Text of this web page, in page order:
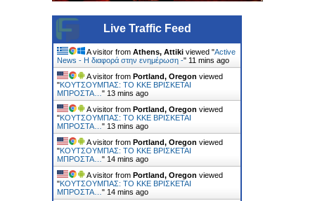
Live Traffic Feed
A visitor from Athens, Attiki viewed "Active
News - Η διαφορά στην ενημέρωση -" 11 mins ago
A visitor from Portland, Oregon viewed
"ΚΟΥΤΣΟΥΜΠΑΣ: TO KKE ΒΡΙΣΚΕΤΑΙ
ΜΠΡΟΣΤΑ… " 13 mins ago
A visitor from Portland, Oregon viewed
"ΚΟΥΤΣΟΥΜΠΑΣ: TO KKE ΒΡΙΣΚΕΤΑΙ
ΜΠΡΟΣΤΑ… " 13 mins ago
A visitor from Portland, Oregon viewed
"ΚΟΥΤΣΟΥΜΠΑΣ: TO KKE ΒΡΙΣΚΕΤΑΙ
ΜΠΡΟΣΤΑ… " 14 mins ago
A visitor from Portland, Oregon viewed
"ΚΟΥΤΣΟΥΜΠΑΣ: TO KKE ΒΡΙΣΚΕΤΑΙ
ΜΠΡΟΣΤΑ… " 14 mins ago